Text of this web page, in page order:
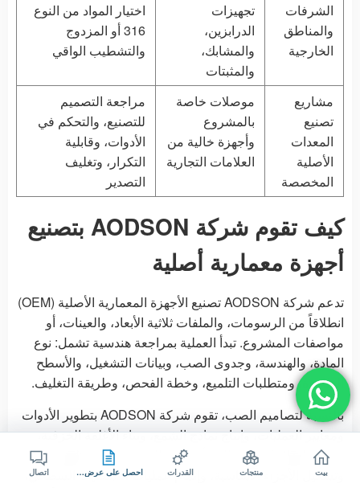
الشرفات
والمناطق
الخارجية
تجهيزات
الدرابزين،
والمشابك،
والمثبتات
اختيار المواد من النوع
316 أو المزدوج
والتشطيب الواقي
مشاريع
تصنيع
المعدات
الأصلية
المخصصة
موصلات خاصة
بالمشروع
وأجهزة خالية من
العلامات التجارية
مراجعة التصميم
للتصنيع، والتحكم في
الأدوات، وقابلية
التكرار، وتغليف
التصدير
كيف تقوم شركة AODSON بتصنيع
أجهزة معمارية أصلية
تدعم شركة AODSON تصنيع الأجهزة المعمارية الأصلية (OEM)
انطلاقاً من الرسومات، والملفات ثلاثية الأبعاد، والعينات، أو
مواصفات المشروع. تبدأ العملية بمراجعة هندسية تشمل: نوع
المادة، والهندسة، وجدوى الصب، وبيانات التشغيل، والأسطح
الظاهرة، ومتطلبات التلميع، وخطة الفحص، وطريقة التغليف.
بالنسبة لتصاميم الصب، تقوم شركة AODSON بتطوير الأدوات
ومعايير العمليات، وإنتاج نماذج الشمع، وبناء الأغلفة الخزفية،
وصبّ الفولاذ المقاوم للصدأ، وإزالة المسبوكات وتنظيفها،
وتشكيل الأجزاء الأساسية، وإتمام عمليات التشطيب السطحي،
بيت منتجات القدرات احصل على عرض سعر اتصال